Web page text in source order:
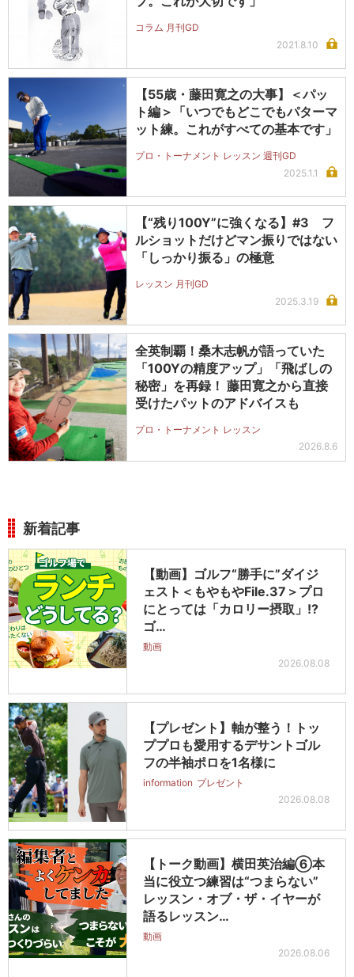
コラム 月刊GD
2021.8.10
【55歳・藤田寛之の大事】＜パッ
ト編＞「いつでもどこでもパターマ
ット練。これがすべての基本です」
プロ・トーナメント レッスン 週刊GD
2025.1.1
【“残り100Y”に強くなる】#3 フ
ルショットだけどマン振りではない
「しっかり振る」の極意
レッスン 月刊GD
2025.3.19
全英制覇！桑木志帆が語っていた
「100Yの精度アップ」「飛ばしの
秘密」を再録！ 藤田寛之から直接
受けたパットのアドバイスも
プロ・トーナメント レッスン
2026.8.6
新着記事
【動画】ゴルフ“勝手に”ダイジ
ェスト＜もやもやFile.37＞プロ
にとっては「カロリー摂取」!?
ゴ…
動画
2026.08.08
【プレゼント】軸が整う！トッ
ププロも愛用するデサントゴル
フの半袖ポロを1名様に
information プレゼント
2026.08.08
【トーク動画】横田英治編⑥本
当に役立つ練習は“つまらない”
レッスン・オブ・ザ・イヤーが
語るレッスン…
動画
2026.08.06